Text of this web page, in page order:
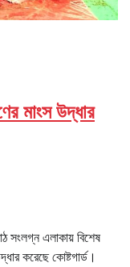
মাংস উদ্ধার
সংলগ্ন এলাকায় বিশেষ
করেছে কোষ্টগার্ড।